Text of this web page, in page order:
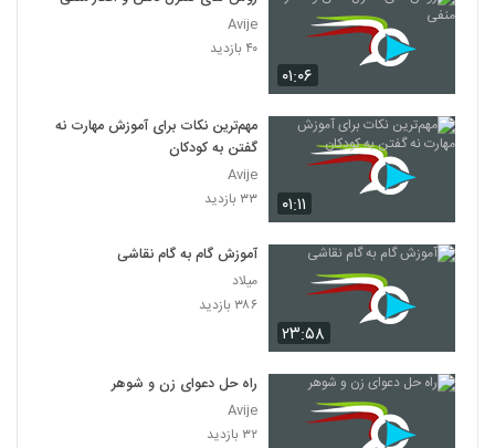
۰۱:۰۶
Avije
۴۰ بازدید
۰۱:۱۱
مهم‌ترین نکات برای آموزش مهارت نه
گفتن به کودکان
Avije
۳۳ بازدید
۲۳:۵۸
آموزش گام به گام نقاشی
میلاد
۳۸۶ بازدید
راه حل دعوای زن و شوهر
Avije
۳۲ بازدید